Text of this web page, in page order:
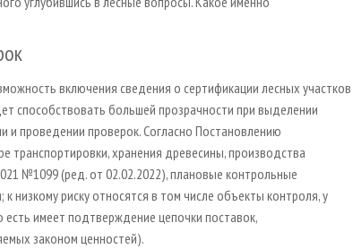
включения сведения о сертификации лесных участков
способствовать большей прозрачности при выделении
и проведении проверок. Согласно Постановлению
хранения древесины, производства
№1099 (ред. от 02.02.2022), плановые контрольные
риску относятся в том числе объекты контроля, у
имеет подтверждение цепочки поставок,
законом ценностей).